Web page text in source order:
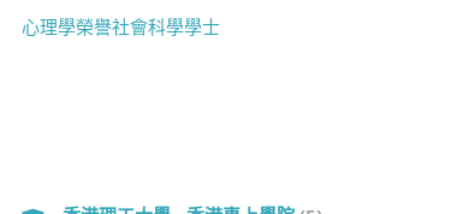
心理學榮譽社會科學學士